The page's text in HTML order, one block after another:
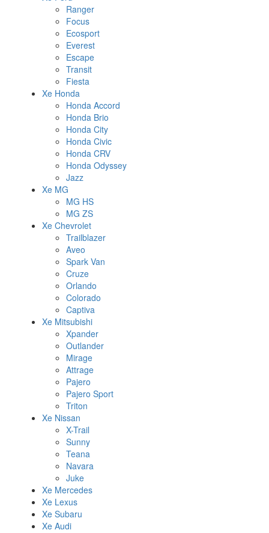
Ranger
Focus
Ecosport
Everest
Escape
Transit
Fiesta
Xe Honda
Honda Accord
Honda Brio
Honda City
Honda Civic
Honda CRV
Honda Odyssey
Jazz
Xe MG
MG HS
MG ZS
Xe Chevrolet
Trailblazer
Aveo
Spark Van
Cruze
Orlando
Colorado
Captiva
Xe Mitsubishi
Xpander
Outlander
Mirage
Attrage
Pajero
Pajero Sport
Triton
Xe Nissan
X-Trail
Sunny
Teana
Navara
Juke
Xe Mercedes
Xe Lexus
Xe Subaru
Xe Audi